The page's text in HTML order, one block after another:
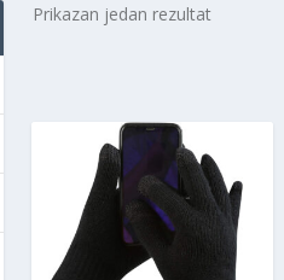
Prikazan jedan rezultat